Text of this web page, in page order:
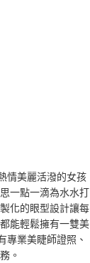
情美麗活潑的女孩
一點一滴為水水打
化的眼型設計讓每
能輕鬆擁有一雙美
專業美睫師證照、
。